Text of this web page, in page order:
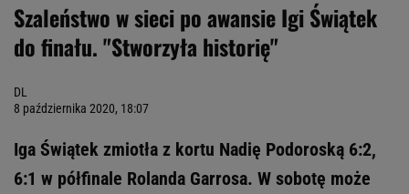
Szaleństwo w sieci po awansie Igi Świątek
do finału. "Stworzyła historię"
DL
8 października 2020, 18:07
Iga Świątek zmiotła z kortu Nadię Podoroską 6:2,
6:1 w półfinale Rolanda Garrosa. W sobotę może